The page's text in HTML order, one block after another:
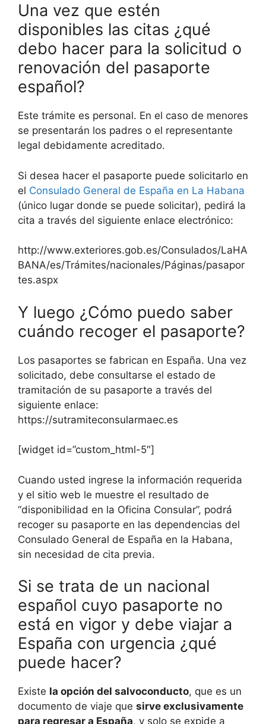
Una vez que estén
disponibles las citas ¿qué
debo hacer para la solicitud o
renovación del pasaporte
español?
Este trámite es personal. En el caso de menores
se presentarán los padres o el representante
legal debidamente acreditado.
Si desea hacer el pasaporte puede solicitarlo en
el Consulado General de España en La Habana
(único lugar donde se puede solicitar), pedirá la
cita a través del siguiente enlace electrónico:
http://www.exteriores.gob.es/Consulados/LaHA
BANA/es/Trámites/nacionales/Páginas/pasapor
tes.aspx
Y luego ¿Cómo puedo saber
cuándo recoger el pasaporte?
Los pasaportes se fabrican en España. Una vez
solicitado, debe consultarse el estado de
tramitación de su pasaporte a través del
siguiente enlace:
https://sutramiteconsularmaec.es
[widget id=”custom_html-5″]
Cuando usted ingrese la información requerida
y el sitio web le muestre el resultado de
“disponibilidad en la Oficina Consular”, podrá
recoger su pasaporte en las dependencias del
Consulado General de España en la Habana,
sin necesidad de cita previa.
Si se trata de un nacional
español cuyo pasaporte no
está en vigor y debe viajar a
España con urgencia ¿qué
puede hacer?
Existe la opción del salvoconducto, que es un
documento de viaje que sirve exclusivamente
para regresar a España, y solo se expide a